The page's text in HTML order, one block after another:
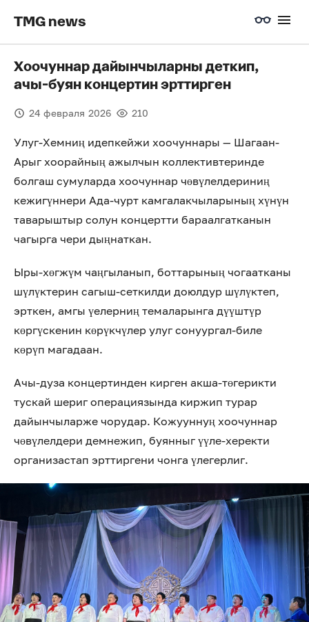
TMG news
Хоочуннар дайынчыларны деткип,
ачы-буян концертин эрттирген
24 февраля 2026 210
Улуг-Хемниң идепкейжи хоочуннары — Шагаан-
Арыг хоорайның ажылчын коллективтеринде
болгаш сумуларда хоочуннар чөвүлелдериниң
кежигүннери Ада-чурт камгалакчыларының хүнүн
таварыштыр солун концертти бараалгатканын
чагырга чери дыңнаткан.
Ыры-хөгжүм чаңгыланып, боттарының чогаатканы
шүлүктерин сагыш-сеткилди доюлдур шүлүктеп,
эрткен, амгы үелерниң темаларынга дүүштүр
көргүскенин көрүкчүлер улуг сонуургал-биле
көрүп магадаан.
Ачы-дуза концертинден кирген акша-төгерикти
тускай шериг операциязында киржип турар
дайынчыларже чорудар. Кожууннуң хоочуннар
чөвүлелдери демнежип, буянныг үүле-херекти
организастап эрттиргени чонга үлегерлиг.